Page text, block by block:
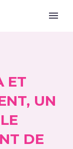
ET
UN
DE